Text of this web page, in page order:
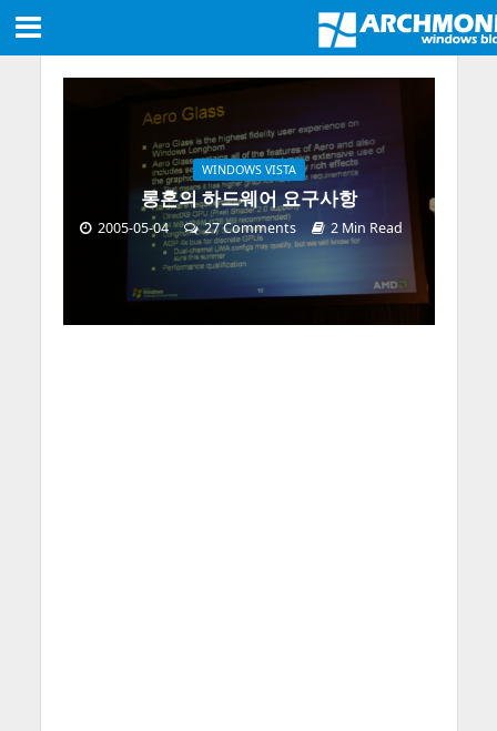
WINDOWS VISTA
롱혼의 하드웨어 요구사항
2005-05-04 27 Comments 2 Min Read